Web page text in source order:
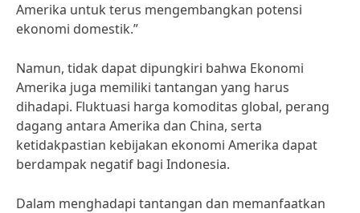
Amerika untuk terus mengembangkan potensi
ekonomi domestik.”
Namun, tidak dapat dipungkiri bahwa Ekonomi
Amerika juga memiliki tantangan yang harus
dihadapi. Fluktuasi harga komoditas global, perang
dagang antara Amerika dan China, serta
ketidakpastian kebijakan ekonomi Amerika dapat
berdampak negatif bagi Indonesia.
Dalam menghadapi tantangan dan memanfaatkan